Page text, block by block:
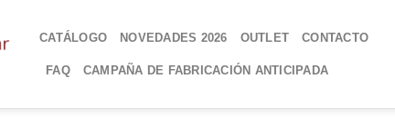
CATÁLOGO NOVEDADES 2026 OUTLET CONTACTO
FAQ CAMPAÑA DE FABRICACIÓN ANTICIPADA